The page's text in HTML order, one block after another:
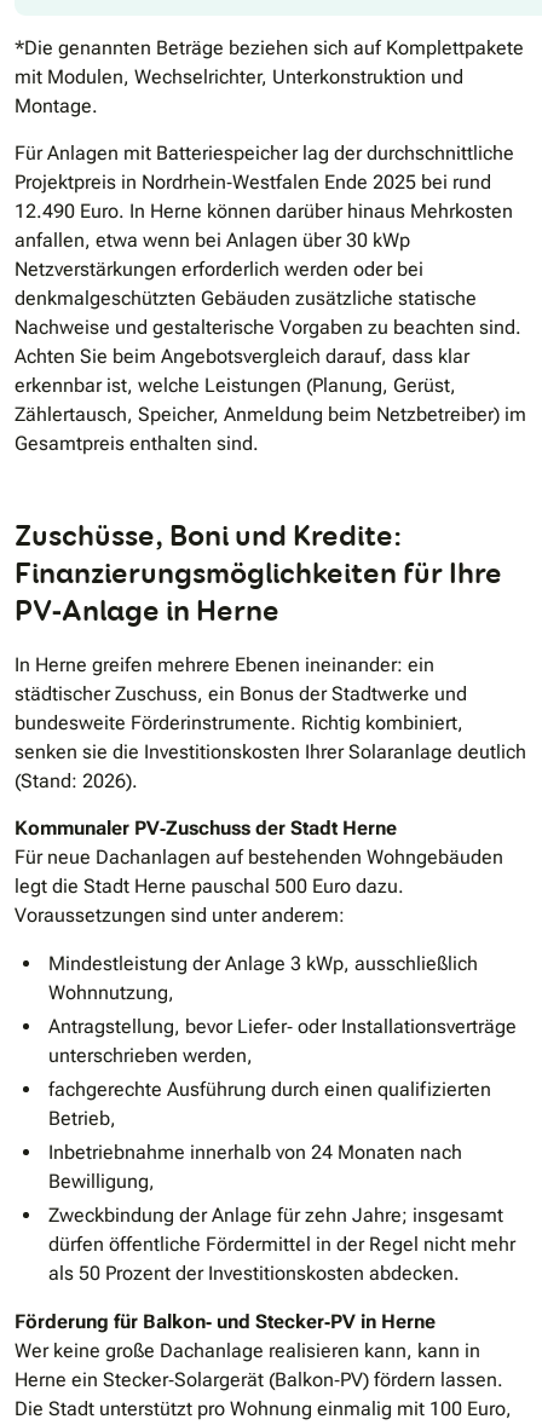
*Die genannten Beträge beziehen sich auf Komplettpakete
mit Modulen, Wechselrichter, Unterkonstruktion und
Montage.
Für Anlagen mit Batteriespeicher lag der durchschnittliche
Projektpreis in Nordrhein‐Westfalen Ende 2025 bei rund
12.490 Euro. In Herne können darüber hinaus Mehrkosten
anfallen, etwa wenn bei Anlagen über 30 kWp
Netzverstärkungen erforderlich werden oder bei
denkmalgeschützten Gebäuden zusätzliche statische
Nachweise und gestalterische Vorgaben zu beachten sind.
Achten Sie beim Angebotsvergleich darauf, dass klar
erkennbar ist, welche Leistungen (Planung, Gerüst,
Zählertausch, Speicher, Anmeldung beim Netzbetreiber) im
Gesamtpreis enthalten sind.
Zuschüsse, Boni und Kredite:
Finanzierungsmöglichkeiten für Ihre
PV‐Anlage in Herne
In Herne greifen mehrere Ebenen ineinander: ein
städtischer Zuschuss, ein Bonus der Stadtwerke und
bundesweite Förderinstrumente. Richtig kombiniert,
senken sie die Investitionskosten Ihrer Solaranlage deutlich
(Stand: 2026).
Kommunaler PV‐Zuschuss der Stadt Herne
Für neue Dachanlagen auf bestehenden Wohngebäuden
legt die Stadt Herne pauschal 500 Euro dazu.
Voraussetzungen sind unter anderem:
Mindestleistung der Anlage 3 kWp, ausschließlich
Wohnnutzung,
Antragstellung, bevor Liefer‐ oder Installationsverträge
unterschrieben werden,
fachgerechte Ausführung durch einen qualifizierten
Betrieb,
Inbetriebnahme innerhalb von 24 Monaten nach
Bewilligung,
Zweckbindung der Anlage für zehn Jahre; insgesamt
dürfen öffentliche Fördermittel in der Regel nicht mehr
als 50 Prozent der Investitionskosten abdecken.
Förderung für Balkon‐ und Stecker‐PV in Herne
Wer keine große Dachanlage realisieren kann, kann in
Herne ein Stecker‐Solargerät (Balkon‐PV) fördern lassen.
Die Stadt unterstützt pro Wohnung einmalig mit 100 Euro,